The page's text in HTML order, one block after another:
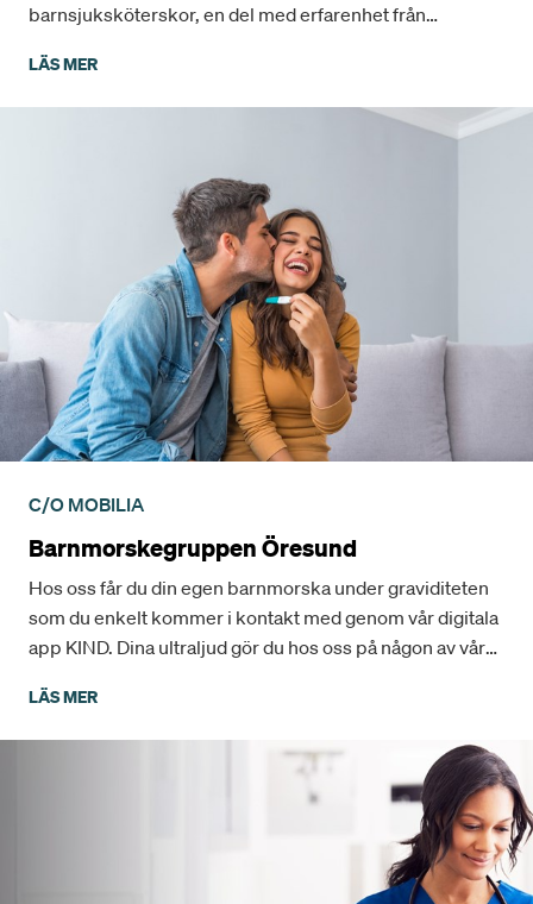
barnsjuksköterskor, en del med erfarenhet från
barnläkare/neonatolog.
LÄS MER
C/O MOBILIA
Barnmorskegruppen Öresund
Hos oss får du din egen barnmorska under graviditeten
som du enkelt kommer i kontakt med genom vår digitala
app KIND. Dina ultraljud gör du hos oss på någon av våra
LÄS MER